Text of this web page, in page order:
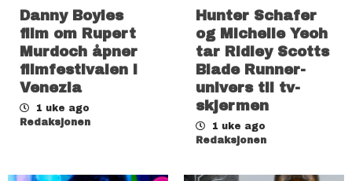
Danny Boyles
film om Rupert
Murdoch åpner
filmfestivalen i
Venezia
1 uke ago
Redaksjonen
Hunter Schafer
og Michelle Yeoh
tar Ridley Scotts
Blade Runner-
univers til tv-
skjermen
1 uke ago
Redaksjonen